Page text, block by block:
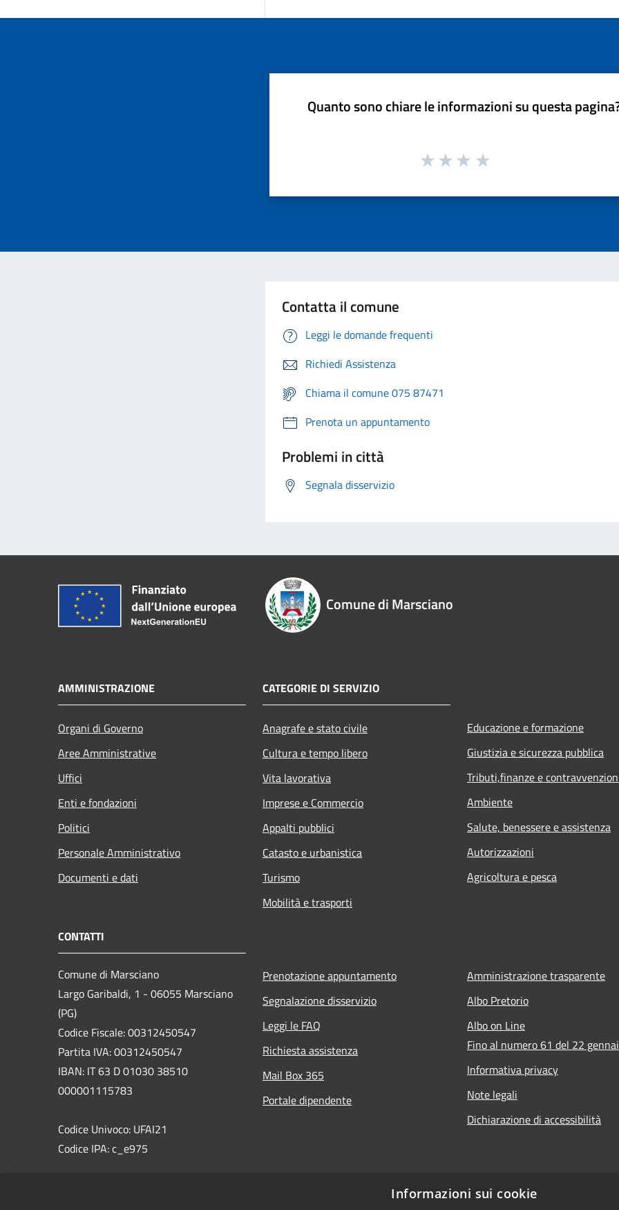
Quanto sono chiare le informazioni su questa
Contatta il comune
Leggi le domande frequenti
Richiedi Assistenza
Chiama il comune 075 87471
Prenota un appuntamento
Problemi in città
Segnala disservizio
Comune di Marsciano
AMMINISTRAZIONE
Organi di Governo
Aree Amministrative
Uffici
Enti e fondazioni
Politici
Personale Amministrativo
Documenti e dati
CATEGORIE DI SERVIZIO
Anagrafe e stato civile
Cultura e tempo libero
Vita lavorativa
Imprese e Commercio
Appalti pubblici
Catasto e urbanistica
Turismo
Mobilità e trasporti
Educazione e formazione
Giustizia e sicurezza pubblica
Tributi,finanze e
Ambiente
Salute, benessere e assistenza
Autorizzazioni
Agricoltura e pesca
CONTATTI
Comune di Marsciano
Largo Garibaldi, 1 - 06055 Marsciano
(PG)
Codice Fiscale: 00312450547
Partita IVA: 00312450547
IBAN: IT 63 D 01030 38510
000001115783
Codice Univoco: UFAI21
Codice IPA: c_e975
Prenotazione appuntamento
Segnalazione disservizio
Leggi le FAQ
Richiesta assistenza
Mail Box 365
Portale dipendente
Amministrazione trasparente
Albo Pretorio
Albo on Line
Fino al numero 61 del 22
Informativa privacy
Note legali
Dichiarazione di accessibilità
Informazioni sui cookie